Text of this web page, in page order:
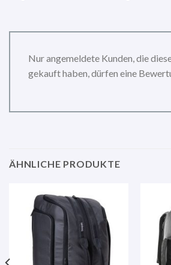
Nur angemeldete Kunden, die
gekauft haben, dürfen eine
ÄHNLICHE PRODUKTE